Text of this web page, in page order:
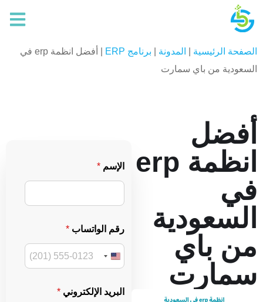
الصفحة الرئيسية المدونة برنامج ERP
أفضل انظمة erp في
السعودية من باي سمارت
أفضل
انظمة erp
في
السعودية
من باي
سمارت
ا
ل
د
ا
ل
و
ا
س
الإسم *
رقم الواتساب *
U
i
البريد الإلكتروني *